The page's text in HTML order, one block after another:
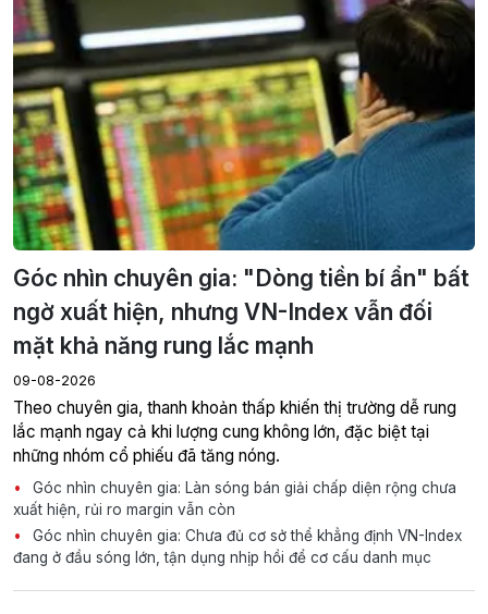
Góc nhìn chuyên gia: "Dòng tiền bí ẩn" bất
ngờ xuất hiện, nhưng VN-Index vẫn đối
mặt khả năng rung lắc mạnh
09-08-2026
Theo chuyên gia, thanh khoản thấp khiến thị trường dễ rung
lắc mạnh ngay cả khi lượng cung không lớn, đặc biệt tại
những nhóm cổ phiếu đã tăng nóng.
Góc nhìn chuyên gia: Làn sóng bán giải chấp diện rộng chưa
xuất hiện, rủi ro margin vẫn còn
Góc nhìn chuyên gia: Chưa đủ cơ sở thể khẳng định VN-Index
đang ở đầu sóng lớn, tận dụng nhịp hồi để cơ cấu danh mục